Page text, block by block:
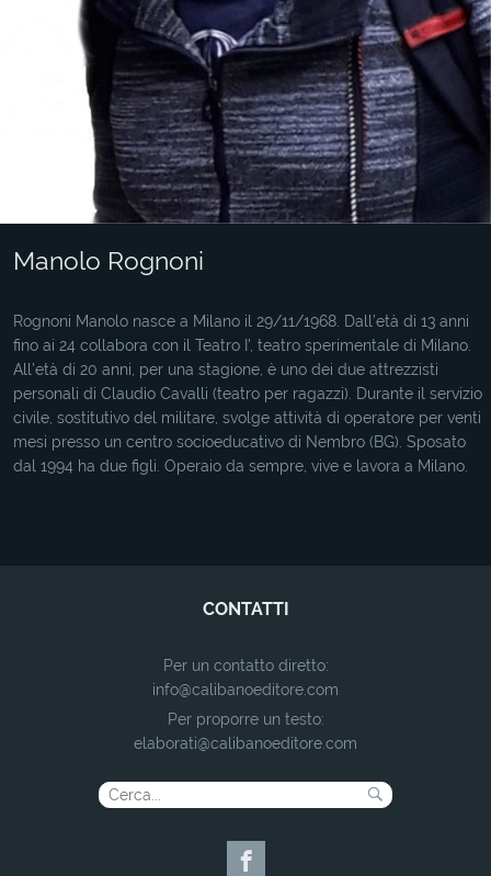
Manolo Rognoni
Rognoni Manolo nasce a Milano il 29/11/1968. Dall’età di 13 anni
fino ai 24 collabora con il Teatro I’, teatro sperimentale di Milano.
All’età di 20 anni, per una stagione, è uno dei due attrezzisti
personali di Claudio Cavalli (teatro per ragazzi). Durante il servizio
civile, sostitutivo del militare, svolge attività di operatore per venti
mesi presso un centro socioeducativo di Nembro (BG). Sposato
dal 1994 ha due figli. Operaio da sempre, vive e lavora a Milano.
CONTATTI
Per un contatto diretto:
info@calibanoeditore.com
Per proporre un testo:
elaborati@calibanoeditore.com